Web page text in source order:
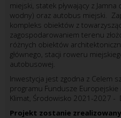
miejski, statek pływający z
wodny) oraz autobus miejski.
kompleks obiektów z
zagospodarowaniem terenu
różnych obiektów
głównego, stacji roweru
autobusowej.
Inwestycja jest zgodna z Celem
programu Fundusze Europejskie
Klimat, Środowisko 2021-2027 -
Projekt zostanie